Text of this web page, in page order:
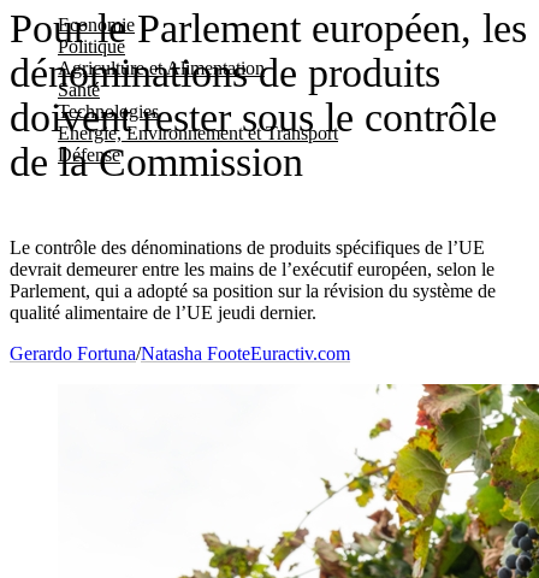
Economie
Politique
Agriculture et Alimentation
Santé
Technologies
Energie, Environnement et Transport
Défense
Pour le Parlement européen, les
dénominations de produits
doivent rester sous le contrôle
de la Commission
Le contrôle des dénominations de produits spécifiques de l’UE
devrait demeurer entre les mains de l’exécutif européen, selon le
Parlement, qui a adopté sa position sur la révision du système de
qualité alimentaire de l’UE jeudi dernier.
Gerardo Fortuna/Natasha FooteEuractiv.com